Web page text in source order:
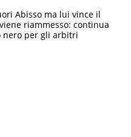
Abisso ma lui vince il
riammesso: continua
nero per gli arbitri